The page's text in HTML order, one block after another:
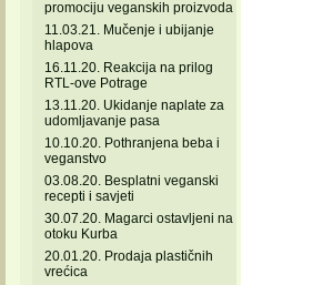
promociju veganskih proizvoda
11.03.21. Mučenje i ubijanje
hlapova
16.11.20. Reakcija na prilog
RTL-ove Potrage
13.11.20. Ukidanje naplate za
udomljavanje pasa
10.10.20. Pothranjena beba i
veganstvo
03.08.20. Besplatni veganski
recepti i savjeti
30.07.20. Magarci ostavljeni na
otoku Kurba
20.01.20. Prodaja plastičnih
vrećica